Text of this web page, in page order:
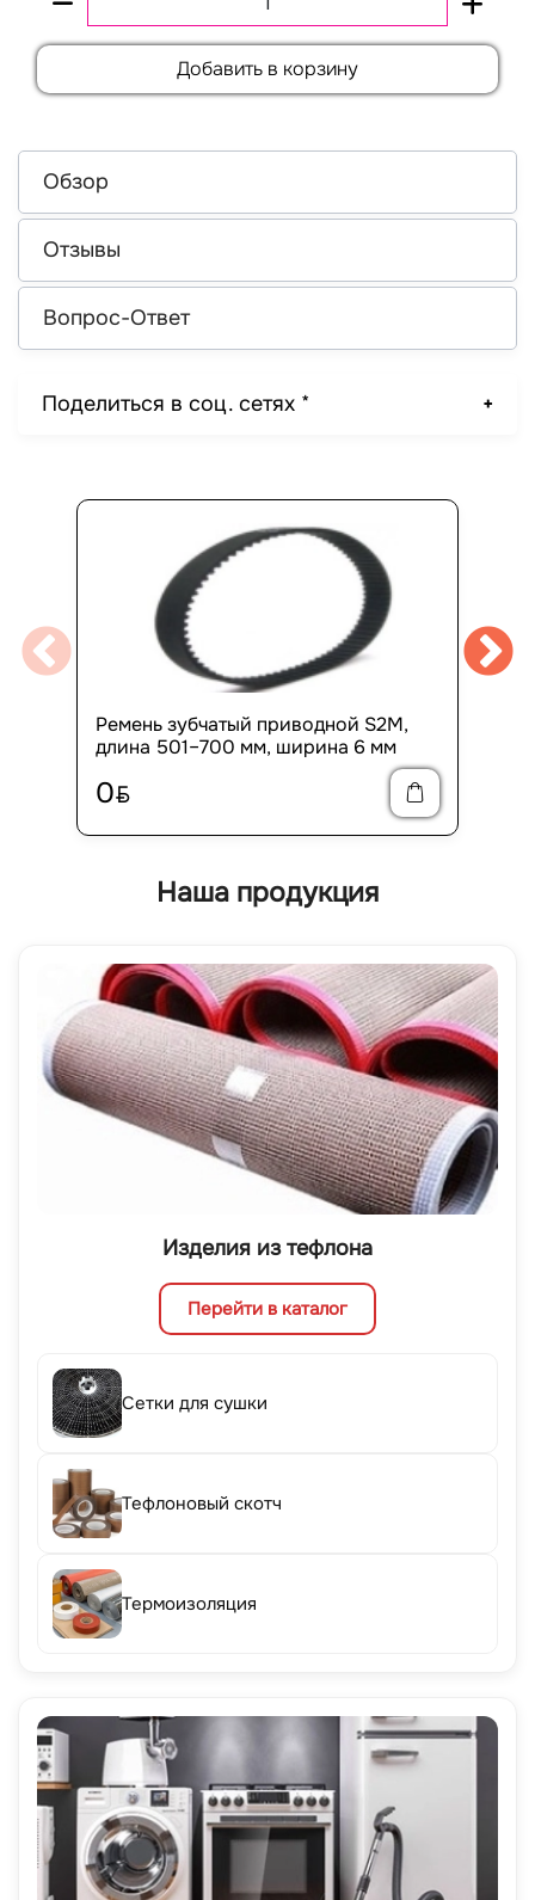
Добавить в корзину
Обзор
Отзывы
Вопрос-Ответ
Поделиться в соц. сетях *
Ремень зубчатый приводной S2M,
длина 501–700 мм, ширина 6 мм
0BYN
Наша продукция
Изделия из тефлона
Перейти в каталог
Сетки для сушки
Тефлоновый скотч
Термоизоляция